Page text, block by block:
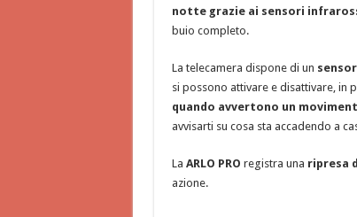
notte grazie ai sensori
buio completo.
La telecamera dispone di un
si possono attivare e disattivare, in
quando avvertono un
avvisarti su cosa sta accadendo a
La ARLO PRO registra una ripresa
azione.